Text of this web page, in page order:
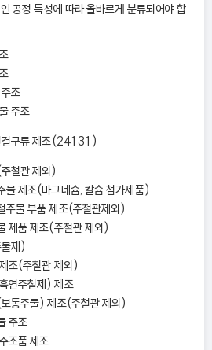
공정 특성에 따라 올바르게 분류되어야 합
조
주조
결구류 제조(24131)
철관 제외)
물 제조(마그네슘, 칼슘 첨가제품)
주물 부품 제조(주철관제외)
제품 제조(주철관 제외)
제)
조(주철관 제외)
연주철제) 제조
통주물) 제조(주철관 제외)
주조
조품 제조